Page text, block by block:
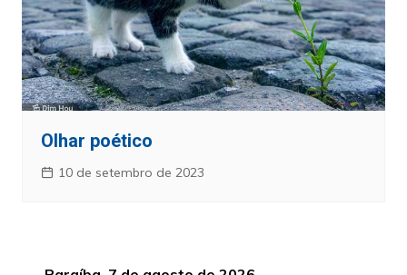
Olhar poético
10 de setembro de 2023